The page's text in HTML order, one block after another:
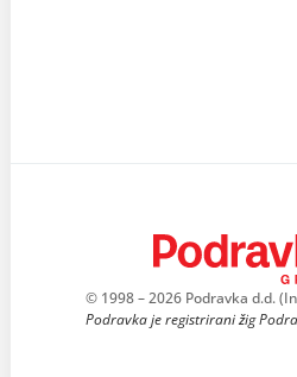
© 1998 – 2026 Podravka d.d.
Podravka je registrirani žig